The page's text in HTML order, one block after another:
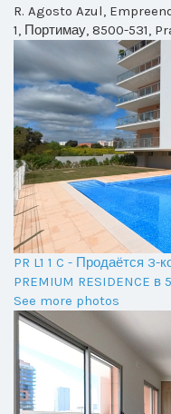
R. Agosto Azul,
1, Портимау, 8500-531,
PR L1 1 C - Продаётся
PREMIUM RESIDENCE
See more photos